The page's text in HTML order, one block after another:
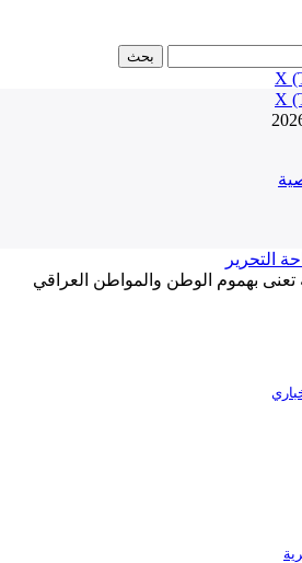
X
X
بهموم الوطن والمواطن العراقي